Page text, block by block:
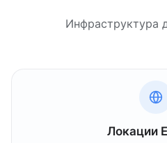
Инфраструктура
Локации